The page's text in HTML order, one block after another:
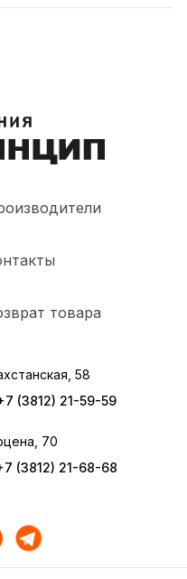
товара
58
(3812) 21-59-59
70
(3812) 21-68-68